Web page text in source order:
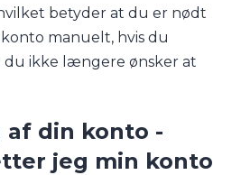
betyder at du er nødt
manuelt, hvis du
ikke længere ønsker at
din konto -
jeg min konto